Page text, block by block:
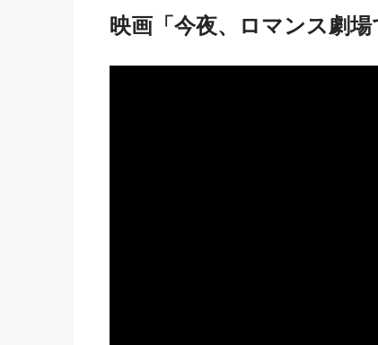
映画「今夜、ロマンス劇